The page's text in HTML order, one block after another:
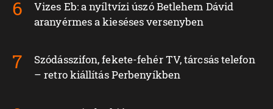
Vizes Eb: a nyíltvízi úszó Betlehem Dávid
aranyérmes a kieséses versenyben
Szódásszifon, fekete-fehér TV, tárcsás telefon
– retro kiállítás Perbenyíkben